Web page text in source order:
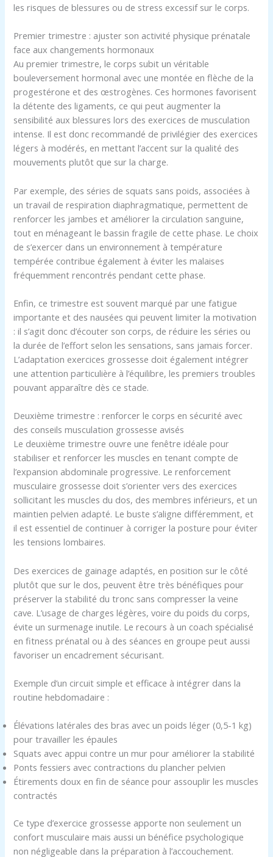
les risques de blessures ou de stress excessif sur le corps.
Premier trimestre : ajuster son activité physique prénatale
face aux changements hormonaux
Au premier trimestre, le corps subit un véritable
bouleversement hormonal avec une montée en flèche de la
progestérone et des œstrogènes. Ces hormones favorisent
la détente des ligaments, ce qui peut augmenter la
sensibilité aux blessures lors des exercices de musculation
intense. Il est donc recommandé de privilégier des exercices
légers à modérés, en mettant l’accent sur la qualité des
mouvements plutôt que sur la charge.
Par exemple, des séries de squats sans poids, associées à
un travail de respiration diaphragmatique, permettent de
renforcer les jambes et améliorer la circulation sanguine,
tout en ménageant le bassin fragile de cette phase. Le choix
de s’exercer dans un environnement à température
tempérée contribue également à éviter les malaises
fréquemment rencontrés pendant cette phase.
Enfin, ce trimestre est souvent marqué par une fatigue
importante et des nausées qui peuvent limiter la motivation
: il s’agit donc d’écouter son corps, de réduire les séries ou
la durée de l’effort selon les sensations, sans jamais forcer.
L’adaptation exercices grossesse doit également intégrer
une attention particulière à l’équilibre, les premiers troubles
pouvant apparaître dès ce stade.
Deuxième trimestre : renforcer le corps en sécurité avec
des conseils musculation grossesse avisés
Le deuxième trimestre ouvre une fenêtre idéale pour
stabiliser et renforcer les muscles en tenant compte de
l’expansion abdominale progressive. Le renforcement
musculaire grossesse doit s’orienter vers des exercices
sollicitant les muscles du dos, des membres inférieurs, et un
maintien pelvien adapté. Le buste s’aligne différemment, et
il est essentiel de continuer à corriger la posture pour éviter
les tensions lombaires.
Des exercices de gainage adaptés, en position sur le côté
plutôt que sur le dos, peuvent être très bénéfiques pour
préserver la stabilité du tronc sans compresser la veine
cave. L’usage de charges légères, voire du poids du corps,
évite un surmenage inutile. Le recours à un coach spécialisé
en fitness prénatal ou à des séances en groupe peut aussi
favoriser un encadrement sécurisant.
Exemple d’un circuit simple et efficace à intégrer dans la
routine hebdomadaire :
Élévations latérales des bras avec un poids léger (0,5-1 kg)
pour travailler les épaules
Squats avec appui contre un mur pour améliorer la stabilité
Ponts fessiers avec contractions du plancher pelvien
Étirements doux en fin de séance pour assouplir les muscles
contractés
Ce type d’exercice grossesse apporte non seulement un
confort musculaire mais aussi un bénéfice psychologique
non négligeable dans la préparation à l’accouchement.